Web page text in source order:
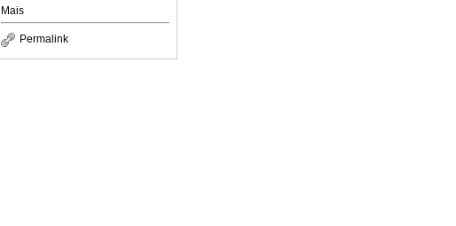
Mais
Permalink